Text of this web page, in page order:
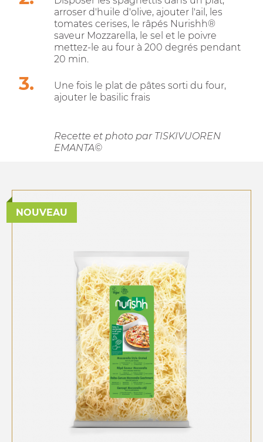
arroser d'huile d'olive, ajouter l'ail, les
tomates cerises, le râpés Nurishh®
saveur Mozzarella, le sel et le poivre
mettez-le au four à 200 degrés pendant
20 min.
Une fois le plat de pâtes sorti du four,
ajouter le basilic frais
Recette et photo par TISKIVUOREN
EMANTA©
NOUVEAU